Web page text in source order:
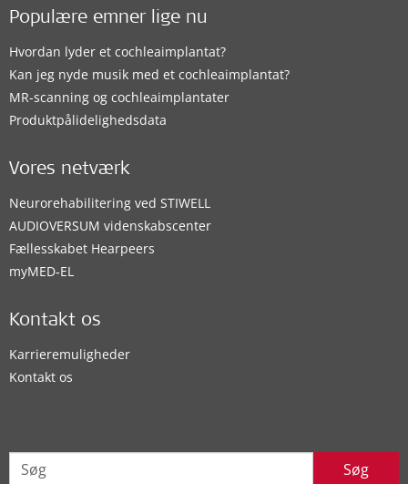
Populære emner lige nu
Hvordan lyder et cochleaimplantat?
Kan jeg nyde musik med et cochleaimplantat?
MR-scanning og cochleaimplantater
Produktpålidelighedsdata
Vores netværk
Neurorehabilitering ved STIWELL
AUDIOVERSUM videnskabscenter
Fællesskabet Hearpeers
myMED‑EL
Kontakt os
Karrieremuligheder
Kontakt os
Søg